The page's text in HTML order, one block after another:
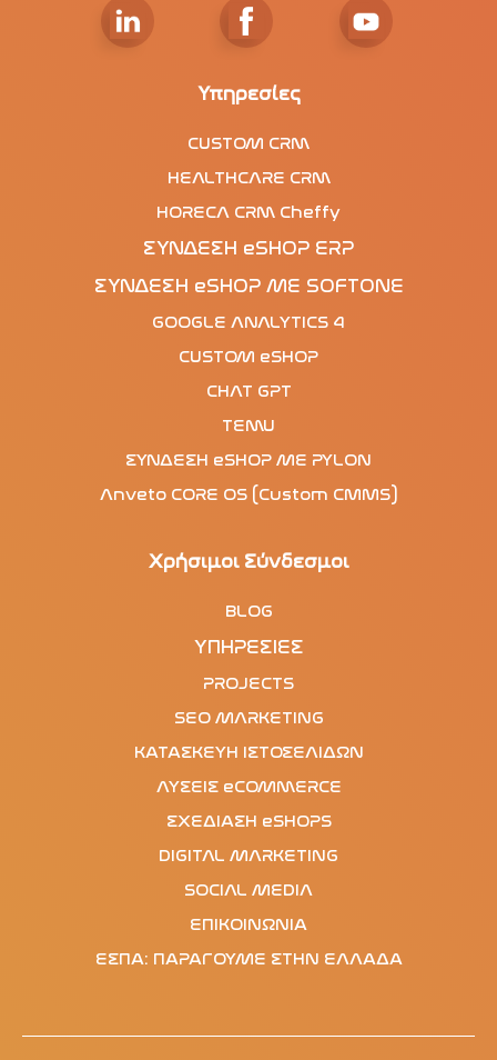
Υπηρεσίες
CUSTOM CRM
HEALTHCARE CRM
HORECA CRM Cheffy
ΣΥΝΔΕΣΗ eSHOP ERP
ΣΥΝΔΕΣΗ eSHOP ΜΕ SOFTONE
GOOGLE ANALYTICS 4
CUSTOM eSHOP
CHAT GPT
TEMU
ΣΥΝΔΕΣΗ eSHOP ΜΕ PYLON
Anveto CORE OS (Custom CMMS)
Χρήσιμοι Σύνδεσμοι
BLOG
ΥΠΗΡΕΣΙΕΣ
PROJECTS
SEO MARKETING
ΚΑΤΑΣΚΕΥΗ ΙΣΤΟΣΕΛΙΔΩΝ
ΛΥΣΕΙΣ eCOMMERCE
ΣΧΕΔΙΑΣΗ eSHOPS
DIGITAL MARKETING
SOCIAL MEDIA
ΕΠΙΚΟΙΝΩΝΙΑ
ΕΣΠΑ: ΠΑΡΑΓΟΥΜΕ ΣΤΗΝ ΕΛΛΑΔΑ